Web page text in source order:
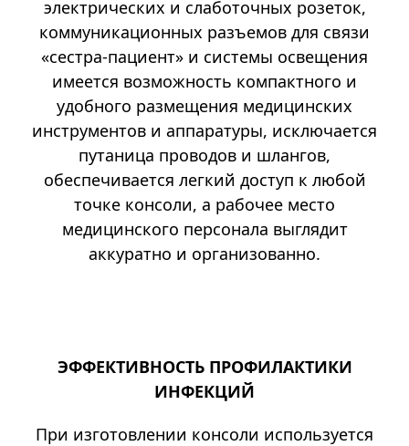
электрических и слаботочных розеток,
коммуникационных разъемов для связи
«сестра-пациент» и системы освещения
имеется возможность компактного и
удобного размещения медицинских
инструментов и аппаратуры, исключается
путаница проводов и шлангов,
обеспечивается легкий доступ к любой
точке консоли, а рабочее место
медицинского персонала выглядит
аккуратно и организованно.
ЭФФЕКТИВНОСТЬ ПРОФИЛАКТИКИ
ИНФЕКЦИЙ
При изготовлении консоли используется